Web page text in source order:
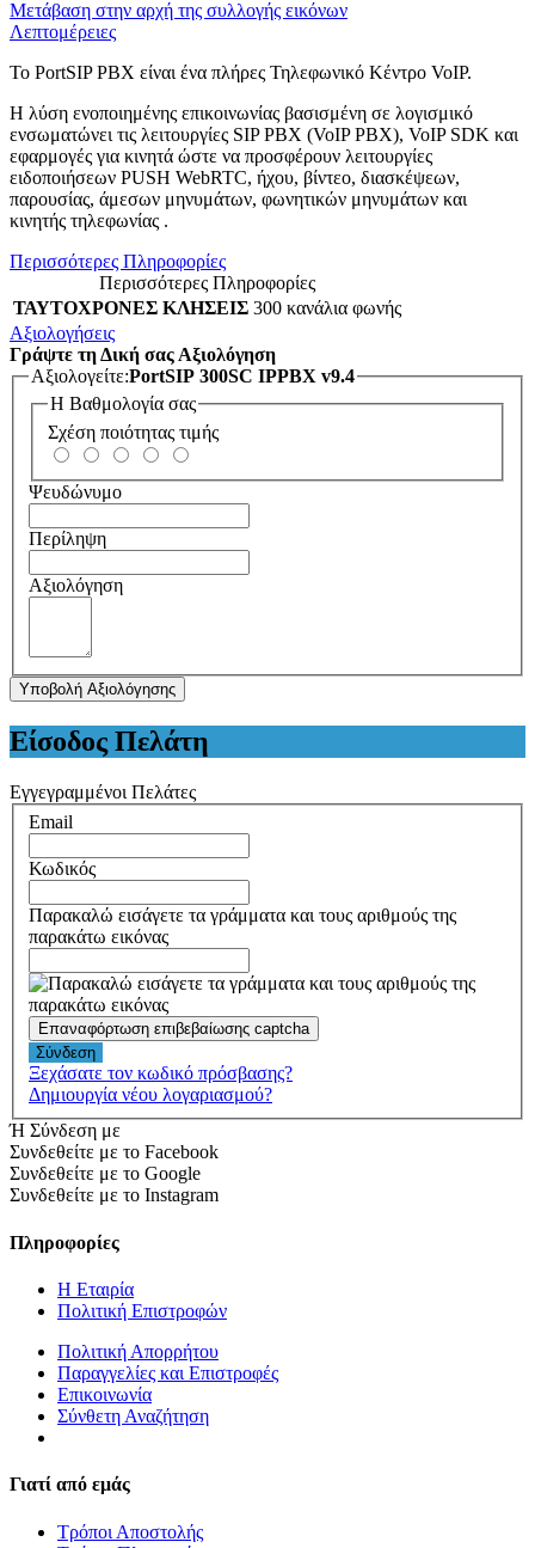
Μετάβαση στην αρχή της συλλογής εικόνων
Λεπτομέρειες
Το PortSIP PBX είναι ένα πλήρες Τηλεφωνικό Κέντρο VoIP.
Η λύση ενοποιημένης επικοινωνίας βασισμένη σε λογισμικό
ενσωματώνει τις λειτουργίες SIP PBX (VoIP PBX), VoIP SDK και
εφαρμογές για κινητά ώστε να προσφέρουν λειτουργίες
ειδοποιήσεων PUSH WebRTC, ήχου, βίντεο, διασκέψεων,
παρουσίας, άμεσων μηνυμάτων, φωνητικών μηνυμάτων και
κινητής τηλεφωνίας .
Περισσότερες Πληροφορίες
Περισσότερες Πληροφορίες
ΤΑΥΤΟΧΡΟΝΕΣ ΚΛΗΣΕΙΣ 300 κανάλια φωνής
Αξιολογήσεις
Γράψτε τη Δική σας Αξιολόγηση
Αξιολογείτε:PortSIP 300SC IPPBX v9.4
Η Βαθμολογία σας
Σχέση ποιότητας τιμής
Ψευδώνυμο
Περίληψη
Αξιολόγηση
Υποβολή Αξιολόγησης
Είσοδος Πελάτη
Εγγεγραμμένοι Πελάτες
Email
Κωδικός
Παρακαλώ εισάγετε τα γράμματα και τους αριθμούς της
παρακάτω εικόνας
Επαναφόρτωση επιβεβαίωσης captcha
Σύνδεση
Ξεχάσατε τον κωδικό πρόσβασης?
Δημιουργία νέου λογαριασμού?
Ή Σύνδεση με
Συνδεθείτε με το Facebook
Συνδεθείτε με το Google
Συνδεθείτε με το Instagram
Πληροφορίες
Η Εταιρία
Πολιτική Επιστροφών
Πολιτική Απορρήτου
Παραγγελίες και Επιστροφές
Επικοινωνία
Σύνθετη Αναζήτηση
Γιατί από εμάς
Τρόποι Αποστολής